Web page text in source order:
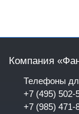
Компания
Телефоны
+7 (495) 502-
+7 (985) 471-